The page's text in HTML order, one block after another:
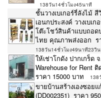
138วัน14ชั่วโมง45นาที
ชั้นวางเบเกอร์รี่ลังไม้
เอนกประสงค์ วางเบเ
โต๊ะโชว์สินค้าแบบถอ
ไทย คุณภาพส่งออก ร
138วัน14ชั่วโมง49นาที23วิ
ให้เช่าโกดัง ปากเกร็ด
Warehouse for Rent
ราคา 15000 บาท
138
ขายบ้านสร้างเองซอย
(DD002351) ราคา